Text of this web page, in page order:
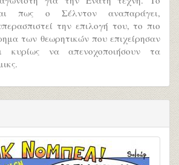
πως ο Σέλντον αναπαράγει,
την επιλογή του, το πιο
των θεωρητικών που επιχείρησαν
κυρίως να απενοχοποιήσουν τα